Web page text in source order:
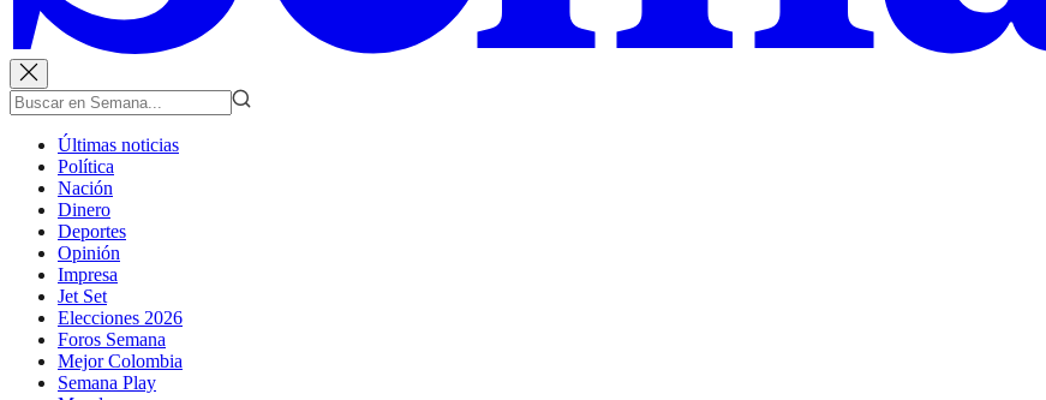
Últimas noticias
Política
Nación
Dinero
Deportes
Opinión
Impresa
Jet Set
Elecciones 2026
Foros Semana
Mejor Colombia
Semana Play